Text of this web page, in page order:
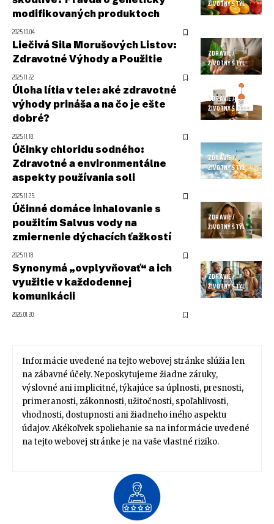
ŽIVOTNÝ ŠTÝL
modifikovaných produktoch
2025.10.04.
ZDRAVIE /
ŽIVOTNÝ ŠTÝL
Liečivá Sila Morušových Listov:
Zdravotné Výhody a Použitie
2025.11.22.
ZDRAVIE /
ŽIVOTNÝ ŠTÝL
Úloha lítia v tele: aké zdravotné
výhody prináša a na čo je ešte
dobré?
2025.11.18.
ZDRAVIE /
ŽIVOTNÝ ŠTÝL
Účinky chloridu sodného:
Zdravotné a environmentálne
aspekty používania soli
2025.11.25.
ZDRAVIE /
ŽIVOTNÝ ŠTÝL
Účinné domáce inhalovanie s
použitím Salvus vody na
zmiernenie dýchacích ťažkostí
2025.11.18.
ZDRAVIE /
ŽIVOTNÝ ŠTÝL
Synonymá „ovplyvňovať“ a ich
využitie v každodennej
komunikácii
2026.01.20.
Informácie uvedené na tejto webovej stránke slúžia len
na zábavné účely. Neposkytujeme žiadne záruky,
výslovné ani implicitné, týkajúce sa úplnosti, presnosti,
primeranosti, zákonnosti, užitočnosti, spoľahlivosti,
vhodnosti, dostupnosti ani žiadneho iného aspektu
údajov. Akékoľvek spoliehanie sa na informácie uvedené
na tejto webovej stránke je na vaše vlastné riziko.